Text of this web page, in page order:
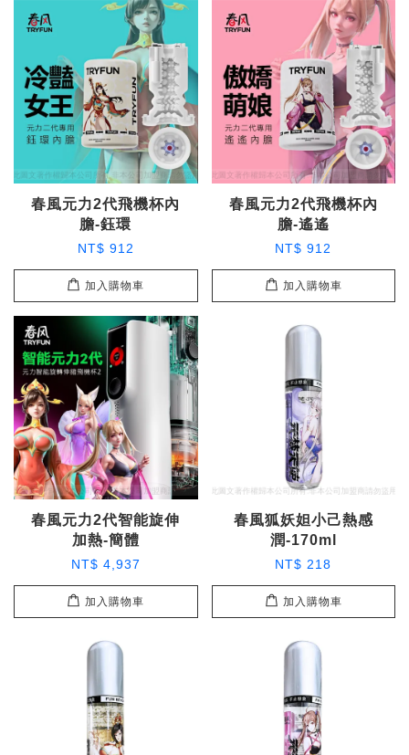
春風元力2代飛機杯內
膽-鈺環
NT$ 912
加入購物車
春風元力2代飛機杯內
膽-遙遙
NT$ 912
加入購物車
春風元力2代智能旋伸
加熱-簡體
NT$ 4,937
加入購物車
春風狐妖妲小己熱感
潤-170ml
NT$ 218
加入購物車